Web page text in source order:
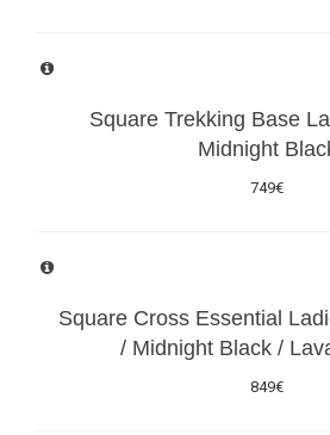
Square Trekking Base
Midnight
749€
Square Cross Essential
/ Midnight Black /
849€